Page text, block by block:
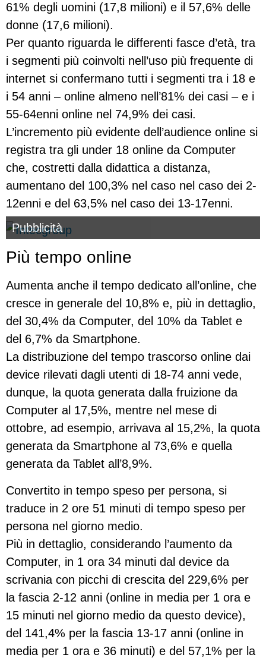
61% degli uomini (17,8 milioni) e il 57,6% delle
donne (17,6 milioni).
Per quanto riguarda le differenti fasce d’età, tra
i segmenti più coinvolti nell’uso più frequente di
internet si confermano tutti i segmenti tra i 18 e
i 54 anni – online almeno nell’81% dei casi – e i
55-64enni online nel 74,9% dei casi.
L’incremento più evidente dell’audience online si
registra tra gli under 18 online da Computer
che, costretti dalla didattica a distanza,
aumentano del 100,3% nel caso nel caso dei 2-
12enni e del 63,5% nel caso dei 13-17enni.
Pubblicità
Più tempo online
Aumenta anche il tempo dedicato all’online, che
cresce in generale del 10,8% e, più in dettaglio,
del 30,4% da Computer, del 10% da Tablet e
del 6,7% da Smartphone.
La distribuzione del tempo trascorso online dai
device rilevati dagli utenti di 18-74 anni vede,
dunque, la quota generata dalla fruizione da
Computer al 17,5%, mentre nel mese di
ottobre, ad esempio, arrivava al 15,2%, la quota
generata da Smartphone al 73,6% e quella
generata da Tablet all’8,9%.
Convertito in tempo speso per persona, si
traduce in 2 ore 51 minuti di tempo speso per
persona nel giorno medio.
Più in dettaglio, considerando l’aumento da
Computer, in 1 ora 34 minuti dal device da
scrivania con picchi di crescita del 229,6% per
la fascia 2-12 anni (online in media per 1 ora e
15 minuti nel giorno medio da questo device),
del 141,4% per la fascia 13-17 anni (online in
media per 1 ora e 36 minuti) e del 57,1% per la